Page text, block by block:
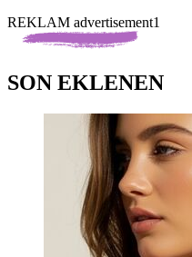
REKLAM advertisement1
SON EKLENEN